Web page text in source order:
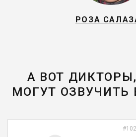
РОЗА
А ВОТ
МОГУТ ОЗВУЧИТЬ